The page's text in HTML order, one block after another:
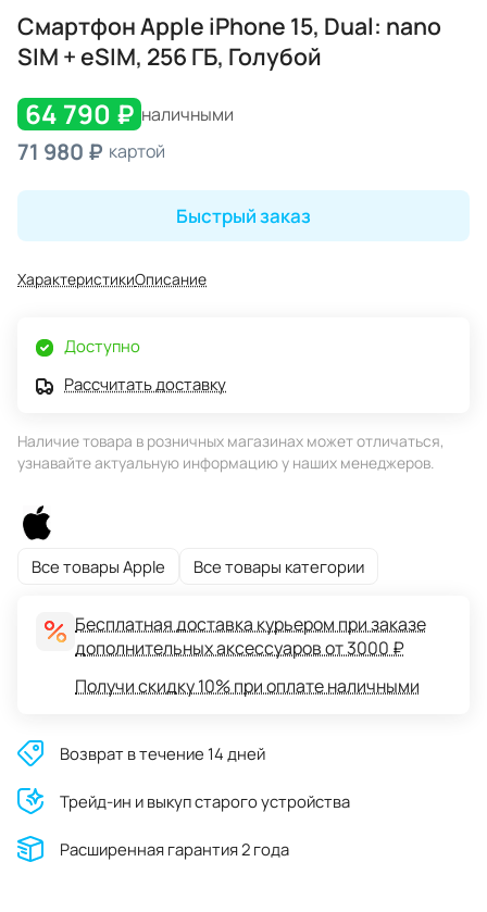
Смартфон Apple iPhone 15, Dual: nano
SIM + eSIM, 256 ГБ, Голубой
64 790 ₽ наличными
71 980 ₽ картой
Быстрый заказ
ХарактеристикиОписание
Доступно
Рассчитать доставку
Наличие товара в розничных магазинах может отличаться,
узнавайте актуальную информацию у наших менеджеров.
Все товары Apple Все товары категории
Бесплатная доставка курьером при заказе
дополнительных аксессуаров от 3000 ₽
Получи скидку 10% при оплате наличными
Возврат в течение 14 дней
Трейд-ин и выкуп старого устройства
Расширенная гарантия 2 года